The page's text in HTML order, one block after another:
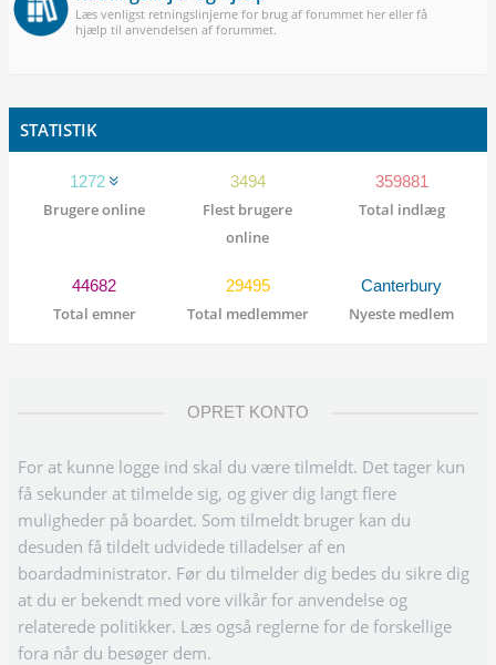
Læs venligst retningslinjerne for brug af forummet her eller få
hjælp til anvendelsen af forummet.
STATISTIK
1272
Brugere online
3494
Flest brugere
online
359881
Total indlæg
44682
Total emner
29495
Total medlemmer
Canterbury
Nyeste medlem
OPRET KONTO
For at kunne logge ind skal du være tilmeldt. Det tager kun
få sekunder at tilmelde sig, og giver dig langt flere
muligheder på boardet. Som tilmeldt bruger kan du
desuden få tildelt udvidede tilladelser af en
boardadministrator. Før du tilmelder dig bedes du sikre dig
at du er bekendt med vore vilkår for anvendelse og
relaterede politikker. Læs også reglerne for de forskellige
fora når du besøger dem.